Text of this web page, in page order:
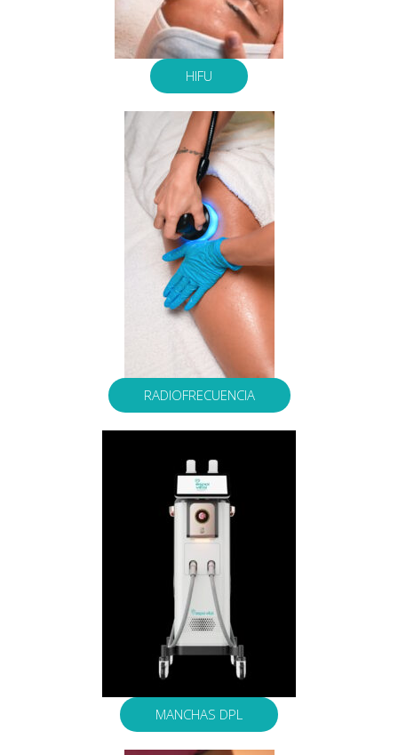
HIFU
RADIOFRECUENCIA
MANCHAS DPL